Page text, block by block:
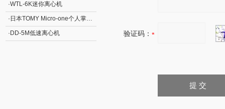
·WTL-6K迷你离心机
· 日本TOMY Micro-one个人掌上离心机
· DD-5M低速离心机 验证码：